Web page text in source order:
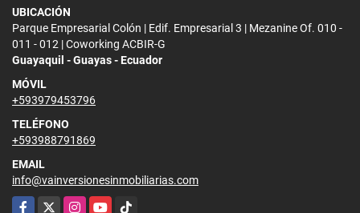
UBICACIÓN
Parque Empresarial Colón | Edif. Empresarial 3 | Mezanine Of. 010 -
011 - 012 | Coworking ACBIR-G
Guayaquil - Guayas - Ecuador
MÓVIL
+593979453796
TELÉFONO
+593988791869
EMAIL
info@vainversionesinmobiliarias.com
Facebook
X InstagramYouTubeTikTok